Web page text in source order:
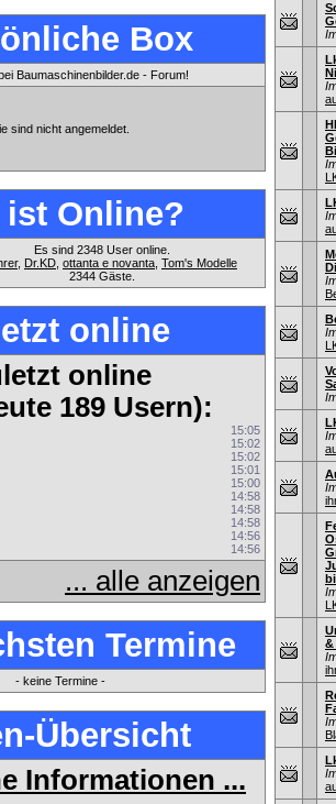
Box
Baumaschinenbilder.de - Forum!
sind nicht angemeldet.
ist Online?
Es sind 2348 User online.
, Dr.KD ottanta e novanta Tom's Modelle
2344 Gäste.
online
online
189 Usern):
15:05
15:02
15:02
15:01
15:00
14:58
14:58
14:58
14:56
14:56
... alle anzeigen
Termine
- keine Termine -
Übersicht
Informationen ...
&